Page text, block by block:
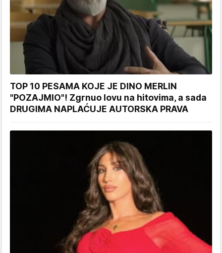
TOP 10 PESAMA KOJE JE DINO MERLIN
"POZAJMIO"! Zgrnuo lovu na hitovima, a sada
DRUGIMA NAPLAĆUJE AUTORSKA PRAVA